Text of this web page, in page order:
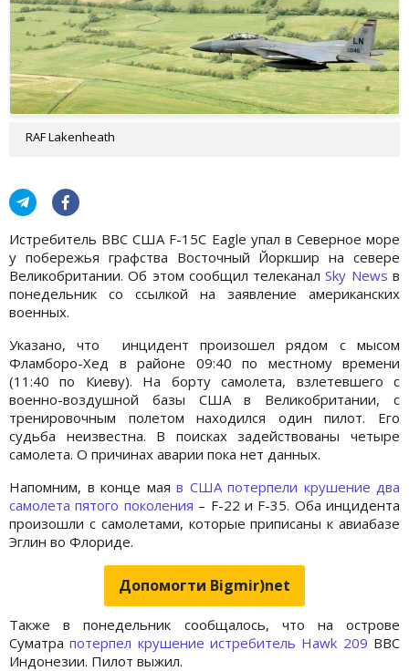
RAF Lakenheath
Истребитель ВВС США F-15C Eagle упал в Северное море
у побережья графства Восточный Йоркшир на севере
Великобритании. Об этом сообщил телеканалSky News в
понедельник со ссылкой на заявление американских
военных.
Указано, что инцидент произошел рядом с мысом
Фламборо-Хед в районе 09:40 по местному времени
(11:40 по Киеву). На борту самолета, взлетевшего с
военно-воздушной базы США в Великобритании, с
тренировочным полетом находился один пилот. Его
судьба неизвестна. В поисках задействованы четыре
самолета. О причинах аварии пока нет данных.
Напомним, в конце мая в США потерпели крушение два
самолета пятого поколения – F-22 и F-35. Оба инцидента
произошли с самолетами, которые приписаны к авиабазе
Эглин во Флориде.
Допомогти Bigmir)net
Также в понедельник сообщалось, что на острове
Суматрапотерпел крушение истребитель Hawk 209 ВВС
Индонезии. Пилот выжил.